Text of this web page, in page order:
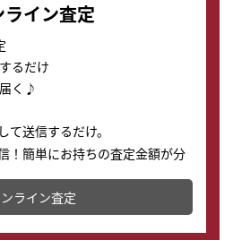
ライン査定
るだけ
く♪
て送信するだけ。
！簡単にお持ちの査定金額が分
ライン査定